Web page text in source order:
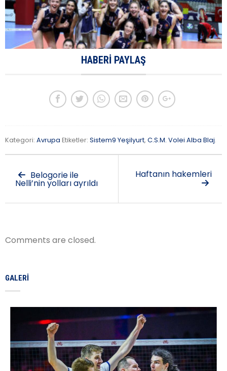
HABERI PAYLAŞ
Kategori: Avrupa Etiketler: Sistem9 Yeşilyurt, C.S.M. Volei Alba Blaj.
Belogorie ile
Nelli’nin yolları ayrıldı
Haftanın hakemleri
Comments are closed.
GALERI